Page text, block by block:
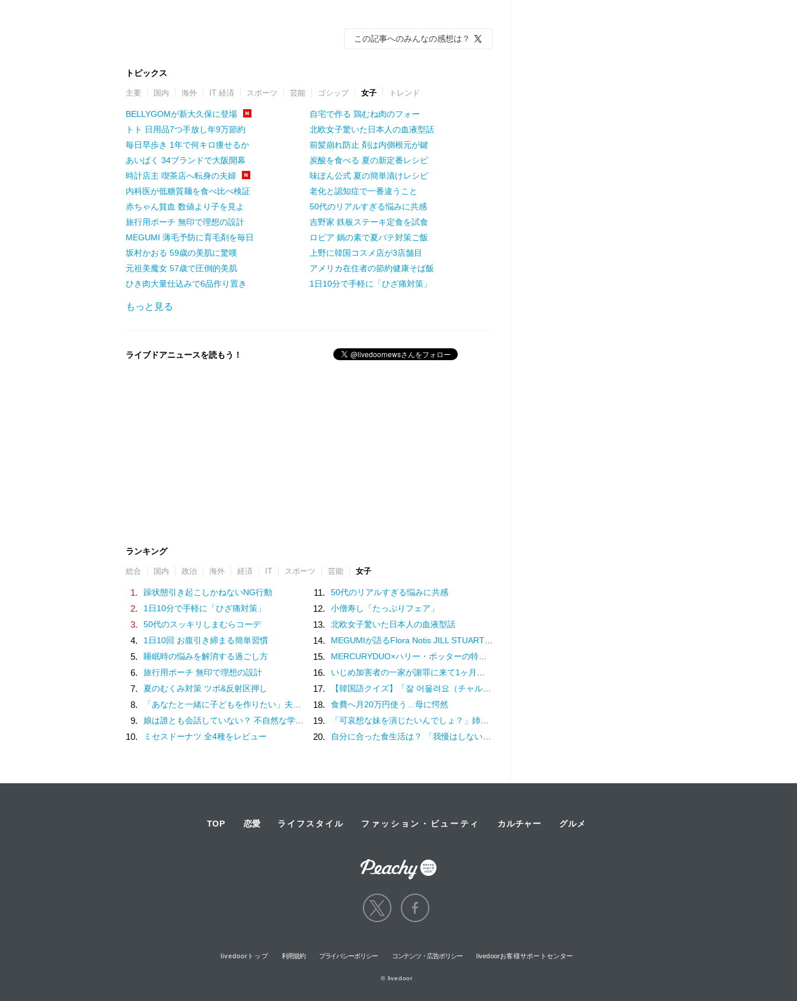
この記事へのみんなの感想は？
トピックス
主要 国内 海外 IT 経済 スポーツ 芸能 ゴシップ 女子 トレンド
BELLYGOMが新大久保に登場
トト 日用品7つ手放し年9万節約
毎日早歩き 1年で何キロ痩せるか
あいぱく 34ブランドで大阪開幕
時計店主 喫茶店へ転身の夫婦
内科医が低糖質麺を食べ比べ検証
赤ちゃん貧血 数値より子を見よ
旅行用ポーチ 無印で理想の設計
MEGUMI 薄毛予防に育毛剤を毎日
坂村かおる 59歳の美肌に驚嘆
元祖美魔女 57歳で圧倒的美肌
ひき肉大量仕込みで6品作り置き
自宅で作る 鶏むね肉のフォー
北欧女子驚いた日本人の血液型話
前髪崩れ防止 剤は内側根元が鍵
炭酸を食べる 夏の新定番レシピ
味ぽん公式 夏の簡単漬けレシピ
老化と認知症で一番違うこと
50代のリアルすぎる悩みに共感
吉野家 鉄板ステーキ定食を試食
ロピア 鍋の素で夏バテ対策ご飯
上野に韓国コスメ店が3店舗目
アメリカ在住者の節約健康そば飯
1日10分で手軽に「ひざ痛対策」
もっと見る
ライブドアニュースを読もう！
ランキング
総合 国内 政治 海外 経済 IT スポーツ 芸能 女子
1. 躁状態引き起こしかねないNG行動
2. 1日10分で手軽に「ひざ痛対策」
3. 50代のスッキリしまむらコーデ
4. 1日10回 お腹引き締まる簡単習慣
5. 睡眠時の悩みを解消する過ごし方
6. 旅行用ポーチ 無印で理想の設計
7. 夏のむくみ対策 ツボ&反射区押し
8. 「あなたと一緒に子どもを作りたい」夫の実家でアルバムを見て抱いた気持ち／子どもが欲しいかわかりません（17）
9. 娘は誰とも会話していない？ 不自然な学校での様子を話す担任は、さらに余計なことを／家族全員でいじめと戦うということ。（3）
10. ミセスドーナツ 全4種をレビュー
11. 50代のリアルすぎる悩みに共感
12. 小僧寿し「たっぷりフェア」
13. 北欧女子驚いた日本人の血液型話
14. MEGUMIが語るFlora Notis JILL STUARTの新たな香り♡幸福感を纏うフレグランス
15. MERCURYDUO×ハリー・ポッターの特別コレクション♡魔法界を纏う限定アイテム登場
16. いじめ加害者の一家が謝罪に来て1ヶ月。被害者の娘は学校に行けなくなった／娘がいじめをしていました（10）
17. 【韓国語クイズ】「잘 어울려요（チャル オウルリョヨ）」の意味は？褒め言葉です♡
18. 食費へ月20万円使う…母に愕然
19. 「可哀想な妹を演じたいんでしょ？」姉の幸せを奪い続ける女…両家の顔合わせにまで現れた従妹の恐ろしい正体
20. 自分に合った食生活は？ 「我慢はしない」けど「体重は落ちていく」食事内容を模索してみた
TOP 恋愛 ライフスタイル ファッション・ビューティ カルチャー グルメ
livedoorトップ 利用規約 プライバシーポリシー コンテンツ・広告ポリシー livedoorお客様サポートセンター
© livedoor